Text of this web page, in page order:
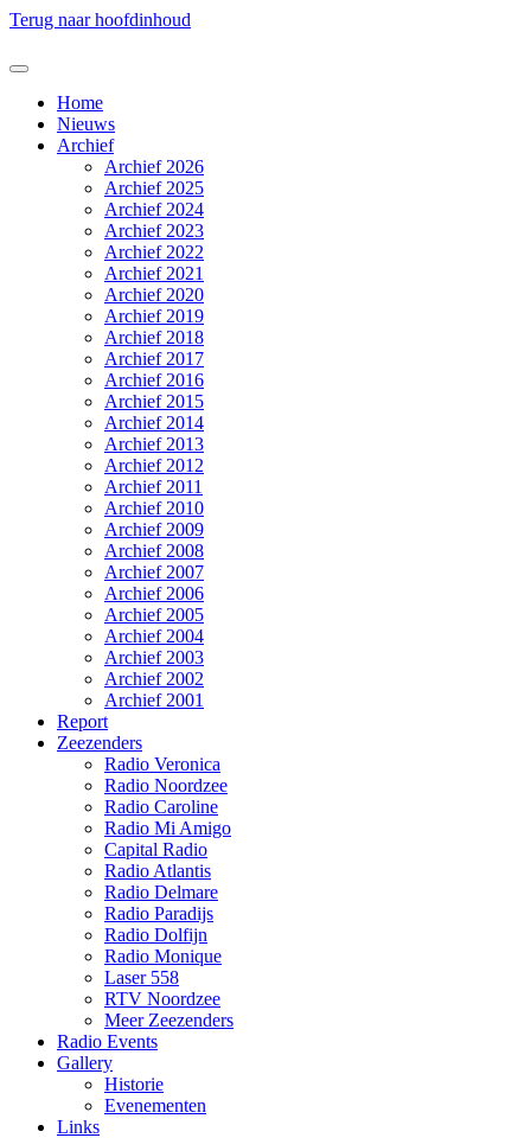
Terug naar hoofdinhoud
Home
Nieuws
Archief
Archief 2026
Archief 2025
Archief 2024
Archief 2023
Archief 2022
Archief 2021
Archief 2020
Archief 2019
Archief 2018
Archief 2017
Archief 2016
Archief 2015
Archief 2014
Archief 2013
Archief 2012
Archief 2011
Archief 2010
Archief 2009
Archief 2008
Archief 2007
Archief 2006
Archief 2005
Archief 2004
Archief 2003
Archief 2002
Archief 2001
Report
Zeezenders
Radio Veronica
Radio Noordzee
Radio Caroline
Radio Mi Amigo
Capital Radio
Radio Atlantis
Radio Delmare
Radio Paradijs
Radio Dolfijn
Radio Monique
Laser 558
RTV Noordzee
Meer Zeezenders
Radio Events
Gallery
Historie
Evenementen
Links